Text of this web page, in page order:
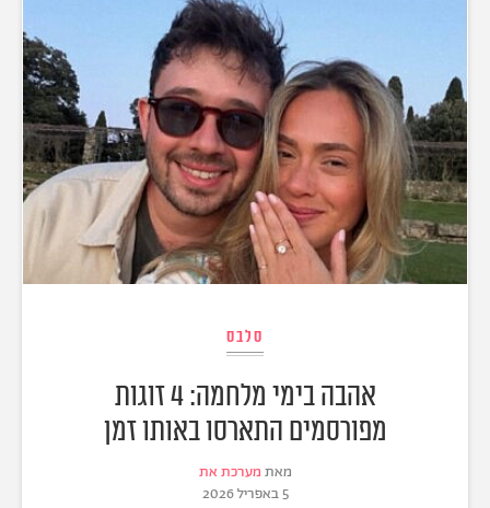
סלבס
אהבה בימי מלחמה: 4 זוגות
מפורסמים התארסו באותו זמן
מאת מערכת את
5 באפריל 2026